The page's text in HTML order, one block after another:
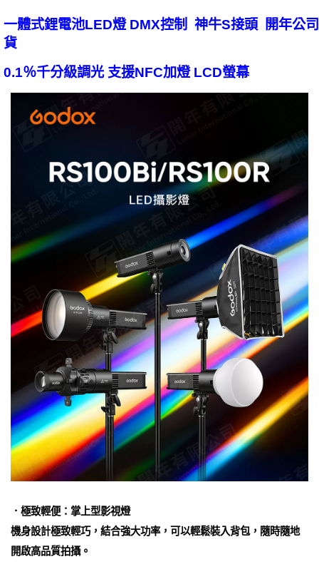
一體式鋰電池LED燈 DMX控制 神牛S接頭 開年公司
貨
0.1％千分級調光 支援NFC加燈 LCD螢幕
．極致輕便：掌上型影視燈
機身設計極致輕巧，結合強大功率，可以輕鬆裝入背包，隨時隨地
開啟高品質拍攝。